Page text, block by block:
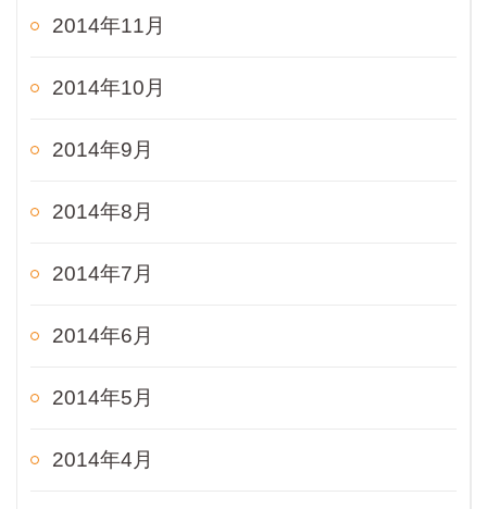
2014年11月
2014年10月
2014年9月
2014年8月
2014年7月
2014年6月
2014年5月
2014年4月